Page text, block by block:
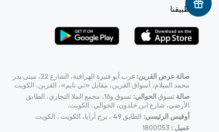
حمّل تطبيقنا
صالة عرض القرين:
غرب أبو فتيرة الهرافية، الشارع 22، مبنى بدر
محمد الميلام، أسواق القرين، مقابل «تي تايم»، القرين، الكويت
صالة تسوق الحوالي:
تسوق و16، مجمع الملا التجاري، الطابق
الأرضي، شارع ابن خلدون، الحوالي، الكويت.
أوفيس الرئيسي: الطابق 49 ، برج أرايا، الكويت ، الكويت
عميل : 1800053